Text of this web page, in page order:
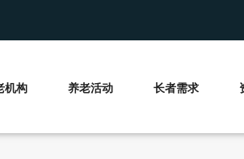
机构 养老活动 长者需求